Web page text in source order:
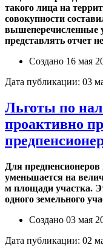
такого лица на
совокупности
вышеперечисленные
представлять отчет
Создано 16 мая
Дата публикации: 03
Льготы по
проактивно
Для предпенсионеров
уменьшается на
м площади участка.
одного земельного
Создано 03 мая
Дата публикации: 02